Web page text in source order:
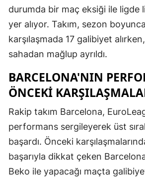
durumda bir maç eksiği ile ligde
yer alıyor. Takım, sezon
karşılaşmada 17 galibiyet
sahadan mağlup ayrıldı.
BARCELONA'NIN
ÖNCEKI
Rakip takım Barcelona,
performans sergileyerek üst
başardı. Önceki
başarıyla dikkat çeken
Beko ile yapacağı maçta